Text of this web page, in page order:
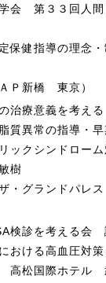
会 第３３回人間
定保健指導の理念
Ｐ新橋 東京）
治療意義を考
質異常の指導・
ックシンドロー
樹
・グランドパ
検診を考える会
おける高血圧対
松国際ホテル